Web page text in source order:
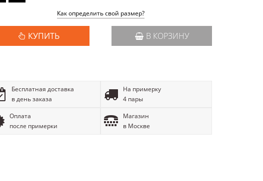
Как определить свой размер?
КУПИТЬ В КОРЗИНУ
Бесплатная доставка
в день заказа
На примерку
4 пары
Оплата
после примерки
Магазин
в Москве